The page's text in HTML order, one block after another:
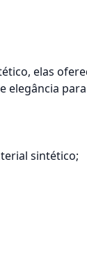
elas
sintético;